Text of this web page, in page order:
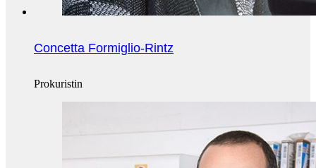
Concetta Formiglio-Rintz
Prokuristin